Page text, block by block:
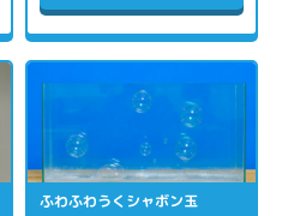
ふわふわうくシャボン玉